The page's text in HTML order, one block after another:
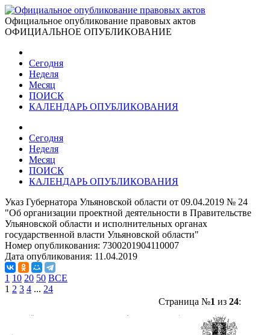
Официальное опубликование правовых актов
ОФИЦИАЛЬНОЕ ОПУБЛИКОВАНИЕ
Сегодня
Неделя
Месяц
ПОИСК
КАЛЕНДАРЬ ОПУБЛИКОВАНИЯ
Сегодня
Неделя
Месяц
ПОИСК
КАЛЕНДАРЬ ОПУБЛИКОВАНИЯ
Указ Губернатора Ульяновской области от 09.04.2019 № 24
"Об организации проектной деятельности в Правительстве
Ульяновской области и исполнительных органах
государственной власти Ульяновской области"
Номер опубликования: 7300201904110007
Дата опубликования: 11.04.2019
1 10 20 50 ВСЕ
1 2 3 4 ... 24
Страница №1 из 24: